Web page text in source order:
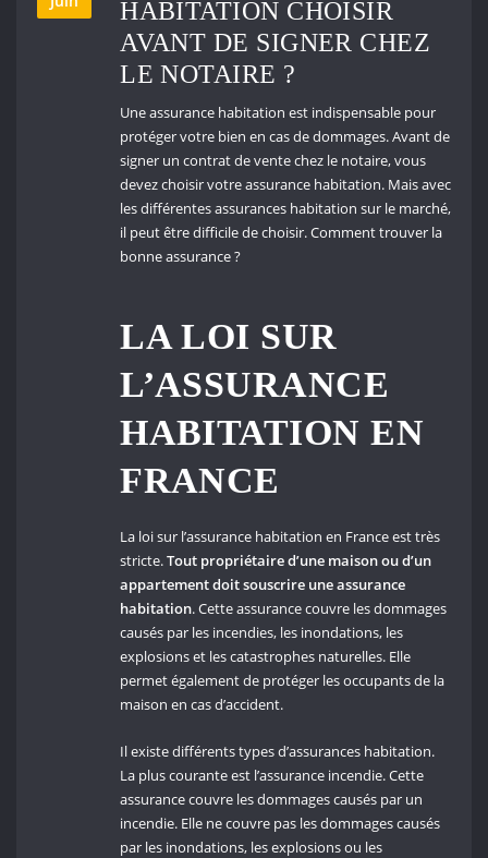
HABITATION CHOISIR
AVANT DE SIGNER CHEZ
LE NOTAIRE ?
Une assurance habitation est indispensable pour
protéger votre bien en cas de dommages. Avant de
signer un contrat de vente chez le notaire, vous
devez choisir votre assurance habitation. Mais avec
les différentes assurances habitation sur le marché,
il peut être difficile de choisir. Comment trouver la
bonne assurance ?
LA LOI SUR
L’ASSURANCE
HABITATION EN
FRANCE
La loi sur l’assurance habitation en France est très
stricte.Tout propriétaire d’une maison ou d’un
appartement doit souscrire une assurance
habitation. Cette assurance couvre les dommages
causés par les incendies, les inondations, les
explosions et les catastrophes naturelles. Elle
permet également de protéger les occupants de la
maison en cas d’accident.
Il existe différents types d’assurances habitation.
La plus courante est l’assurance incendie. Cette
assurance couvre les dommages causés par un
incendie. Elle ne couvre pas les dommages causés
par les inondations, les explosions ou les